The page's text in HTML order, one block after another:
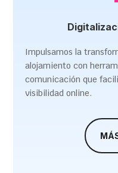
Impulsamos la
alojamiento con
comunicación que
visibilidad online.